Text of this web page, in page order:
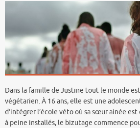
Dans la famille de Justine tout le monde
végétarien. À 16 ans, elle est une
d’intégrer l’école véto où sa sœur ainée
à peine installés, le bizutage commence